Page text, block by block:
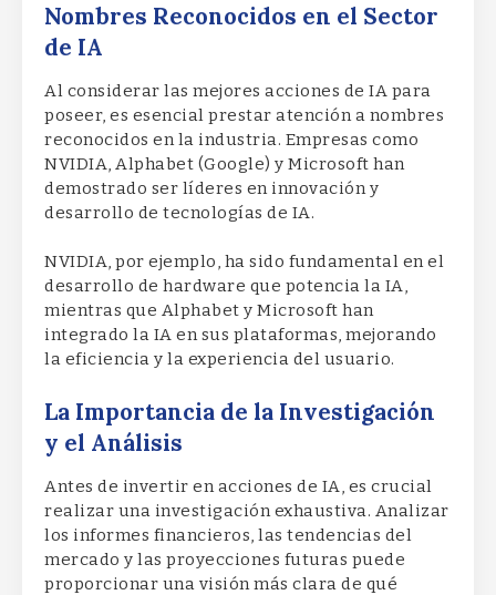
Nombres Reconocidos en el Sector
de IA
Al considerar las mejores acciones de IA para
poseer, es esencial prestar atención a nombres
reconocidos en la industria. Empresas como
NVIDIA, Alphabet (Google) y Microsoft han
demostrado ser líderes en innovación y
desarrollo de tecnologías de IA.
NVIDIA, por ejemplo, ha sido fundamental en el
desarrollo de hardware que potencia la IA,
mientras que Alphabet y Microsoft han
integrado la IA en sus plataformas, mejorando
la eficiencia y la experiencia del usuario.
La Importancia de la Investigación
y el Análisis
Antes de invertir en acciones de IA, es crucial
realizar una investigación exhaustiva. Analizar
los informes financieros, las tendencias del
mercado y las proyecciones futuras puede
proporcionar una visión más clara de qué